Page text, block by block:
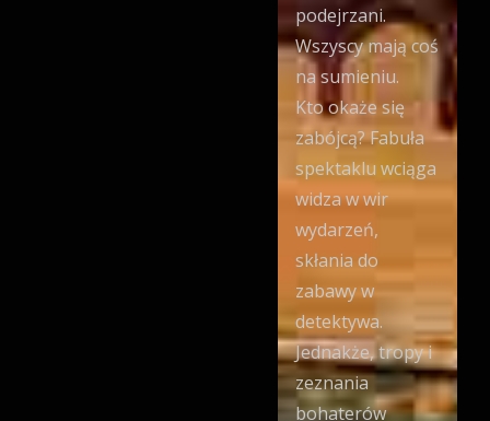
podejrzani.
Wszyscy mają coś
na sumieniu.
Kto okaże się
zabójcą? Fabuła
spektaklu wciąga
widza w wir
wydarzeń,
skłania do
zabawy w
detektywa.
Jednakże, tropy i
zeznania
bohaterów